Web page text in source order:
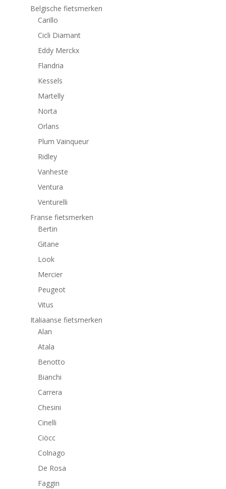
Belgische fietsmerken
Carillo
Cicli Diamant
Eddy Merckx
Flandria
Kessels
Martelly
Norta
Orlans
Plum Vainqueur
Ridley
Vanheste
Ventura
Venturelli
Franse fietsmerken
Bertin
Gitane
Look
Mercier
Peugeot
Vitus
Italiaanse fietsmerken
Alan
Atala
Benotto
Bianchi
Carrera
Chesini
Cinelli
Ciöcc
Colnago
De Rosa
Faggin